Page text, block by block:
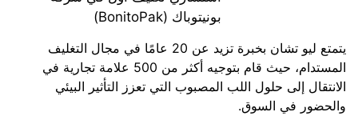
بونيتوباك (BonitoPak)
يتمتع ليو تشان بخبرة تزيد عن 20 عامًا في مجال التغليف
المستدام، حيث قام بتوجيه أكثر من 500 علامة تجارية في
الانتقال إلى حلول اللب المصبوب التي تعزز التأثير البيئي
والحضور في السوق.